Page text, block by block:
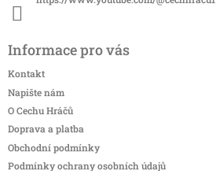
Informace pro vás
Kontakt
Napište nám
O Cechu Hráčů
Doprava a platba
Obchodní podmínky
Podmínky ochrany osobních údajů